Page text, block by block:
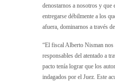
denostarnos a nosotros y que
entregarse débilmente a los
afuera, dominarnos a través
“El fiscal Alberto Nisman nos
responsables del atentado a
pacto tenía lograr que los
indagados por el Juez. Este